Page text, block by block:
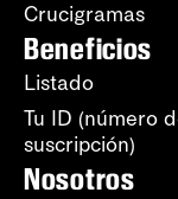
Crucigramas
Beneficios
Listado
Tu ID (número
suscripción)
Nosotros